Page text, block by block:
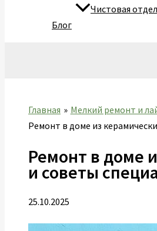
Чистовая
Блог
Главная
Мелкий ремонт и
Ремонт в доме из
Ремонт в доме
и советы
25.10.2025